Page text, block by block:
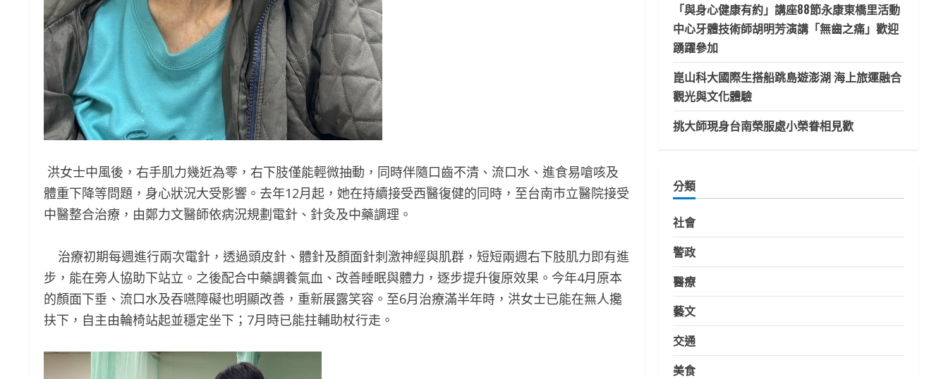
洪女士中風後，右手肌力幾近為零，右下肢僅能輕微抽動，同時伴隨口齒不清、流口水、進食易嗆咳及
體重下降等問題，身心狀況大受影響。去年12月起，她在持續接受西醫復健的同時，至台南市立醫院接受
中醫整合治療，由鄭力文醫師依病況規劃電針、針灸及中藥調理。
治療初期每週進行兩次電針，透過頭皮針、體針及顏面針刺激神經與肌群，短短兩週右下肢肌力即有進
步，能在旁人協助下站立。之後配合中藥調養氣血、改善睡眠與體力，逐步提升復原效果。今年4月原本
的顏面下垂、流口水及吞嚥障礙也明顯改善，重新展露笑容。至6月治療滿半年時，洪女士已能在無人攙
扶下，自主由輪椅站起並穩定坐下；7月時已能拄輔助杖行走。
「與身心健康有約」講座88節永康東橋里活動
中心牙體技術師胡明芳演講「無齒之痛」歡迎
踴躍參加
崑山科大國際生搭船跳島遊澎湖 海上旅運融合
觀光與文化體驗
挑大師現身台南榮服處小榮眷相見歡
分類
社會
警政
醫療
藝文
交通
美食